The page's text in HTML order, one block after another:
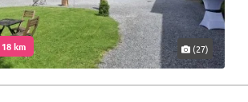
km (27)